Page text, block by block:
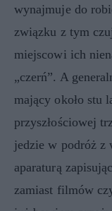
wynajmuje do
związku z tym
miejscowi ich
„czerń”. A
mający około stu
przyszłościowej
jedzie w podróż z
aparaturą
zamiast filmów